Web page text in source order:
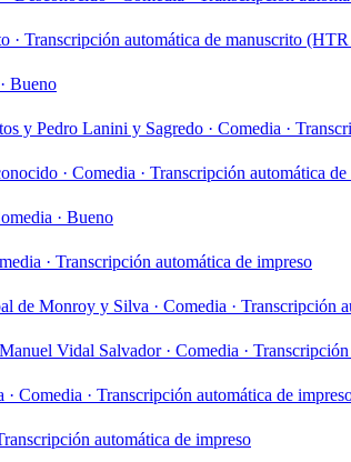
· Transcripción automática de manuscrito
· Bueno
y Pedro Lanini y Sagredo · Comedia ·
· Comedia · Transcripción automática de
· Bueno
· Transcripción automática de impreso
de Monroy y Silva · Comedia · Transcripción
Manuel Vidal Salvador · Comedia ·
· Comedia · Transcripción automática de
automática de impreso